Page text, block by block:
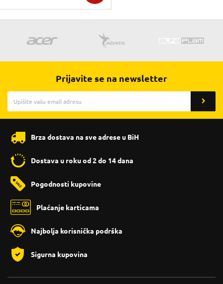
Prijavite se na newsletter
Brza dostava na sve adrese u BiH
Dostava u roku od 2 do 14 dana
Pogodnosti kupovine
Plaćanje karticama
Najbolja korisnička podrška
Sigurna kupovina